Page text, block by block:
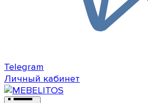
Telegram
Личный кабинет